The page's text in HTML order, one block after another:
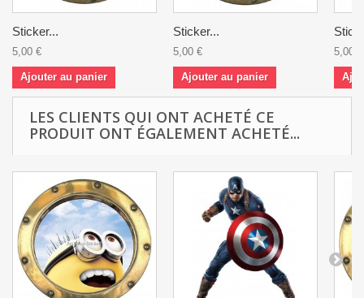
Sticker...
5,00 €
Ajouter au panier
Sticker...
5,00 €
Ajouter au panier
5,00 €
LES CLIENTS QUI ONT ACHETÉ CE
PRODUIT ONT ÉGALEMENT ACHETÉ...